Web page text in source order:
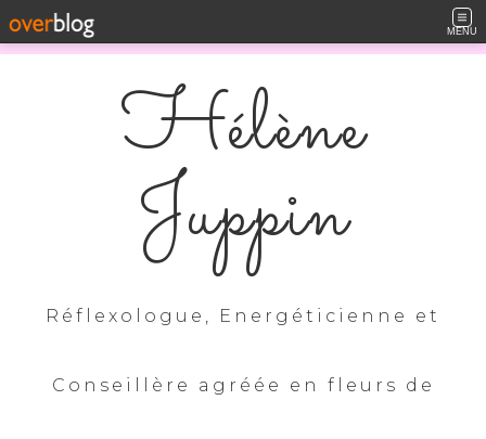
MENU
Hélène
Juppin
Réflexologue, Energéticienne et
Conseillère agréée en fleurs de